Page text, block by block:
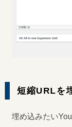
短縮URLを
埋め込みたい